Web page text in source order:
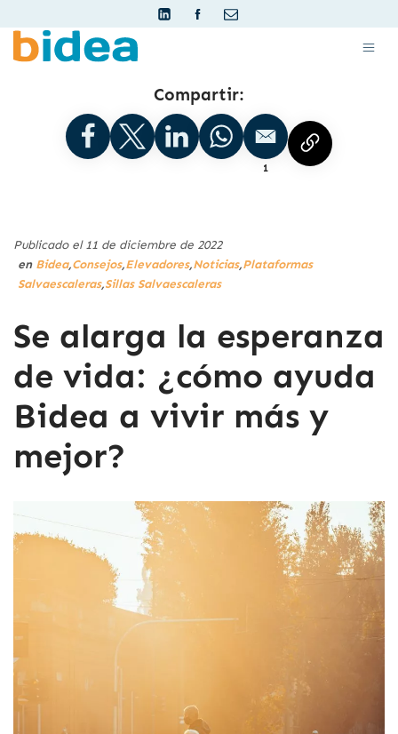
Compartir:
1
Publicado el 11 de diciembre de 2022
en Bidea,Consejos,Elevadores,Noticias,Plataformas
Salvaescaleras,Sillas Salvaescaleras
Se alarga la esperanza
de vida: ¿cómo ayuda
Bidea a vivir más y
mejor?